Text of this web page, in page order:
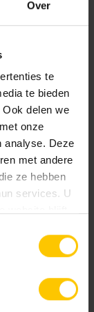
Over
te
te bieden
delen we
onze
analyse. Deze
met andere
ze hebben
services. U